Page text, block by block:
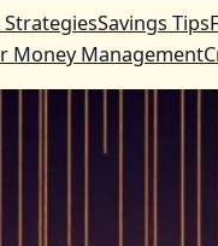
Savings Tips
Money Management